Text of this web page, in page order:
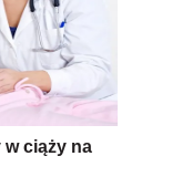
ciąży na